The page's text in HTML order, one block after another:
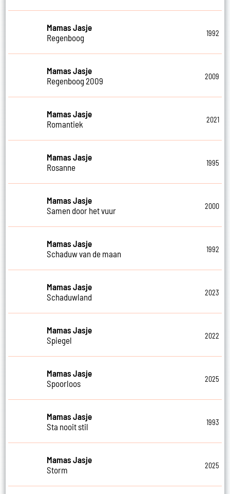
Mamas Jasje
Regenboog
1992
Mamas Jasje
Regenboog 2009
2009
Mamas Jasje
Romantiek
2021
Mamas Jasje
Rosanne
1995
Mamas Jasje
Samen door het vuur
2000
Mamas Jasje
Schaduw van de maan
1992
Mamas Jasje
Schaduwland
2023
Mamas Jasje
Spiegel
2022
Mamas Jasje
Spoorloos
2025
Mamas Jasje
Sta nooit stil
1993
Mamas Jasje
Storm
2025